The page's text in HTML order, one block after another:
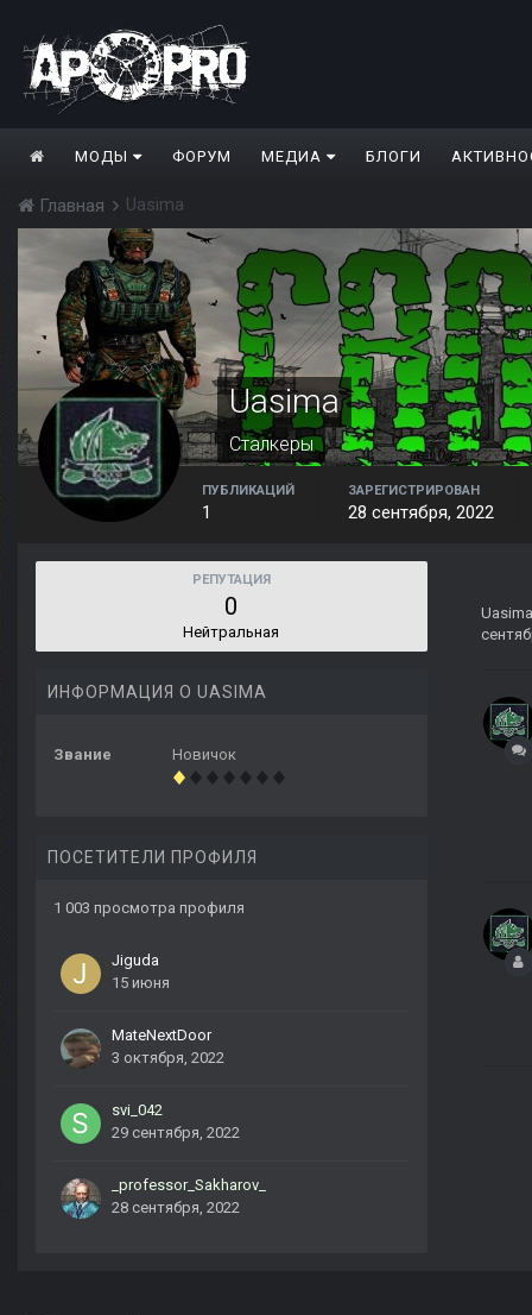
МОДЫ ФОРУМ МЕДИА БЛОГИ
Главная Uasima
Uasima
Сталкеры
ПУБЛИКАЦИЙ
1
ЗАРЕГИСТРИРОВАН
28 сентября, 2022
РЕПУТАЦИЯ
0
Нейтральная
ИНФОРМАЦИЯ О UASIMA
Звание Новичок
ПОСЕТИТЕЛИ ПРОФИЛЯ
1 003 просмотра профиля
Jiguda
15 июня
MateNextDoor
3 октября, 2022
svi_042
29 сентября, 2022
_professor_Sakharov_
28 сентября, 2022
Uasima